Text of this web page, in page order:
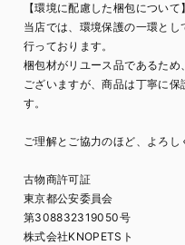
【環境に配慮した梱包について】
当店では、環境保護の一環と
行っております。
梱包材がリユース品であるた
ございますが、商品は丁寧に
す。
ご理解とご協力のほど、よろし
古物商許可証
東京都公安委員会
第308832319050号
株式会社KNOPETSト